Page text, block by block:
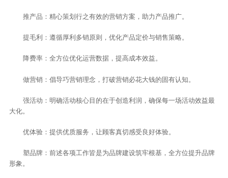
推产品：精心策划行之有效的营销方案，助力产品推广。
提毛利：遵循厚利多销原则，优化产品定价与销售策略。
降费率：全方位优化运营数据，提高成本效益。
做营销：倡导巧营销理念，打破营销必花大钱的固有认知。
强活动：明确活动核心目的在于创造利润，确保每一场活动效益最
大化。
优体验：提供优质服务，让顾客真切感受良好体验。
塑品牌：前述各项工作皆是为品牌建设筑牢根基，全方位提升品牌
形象。